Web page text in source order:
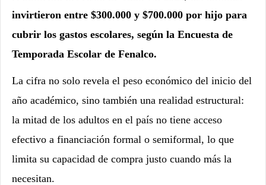
invirtieron entre $300.000 y $700.000 por hijo para
cubrir los gastos escolares, según la Encuesta de
Temporada Escolar de Fenalco.
La cifra no solo revela el peso económico del inicio del
año académico, sino también una realidad estructural:
la mitad de los adultos en el país no tiene acceso
efectivo a financiación formal o semiformal, lo que
limita su capacidad de compra justo cuando más la
necesitan.